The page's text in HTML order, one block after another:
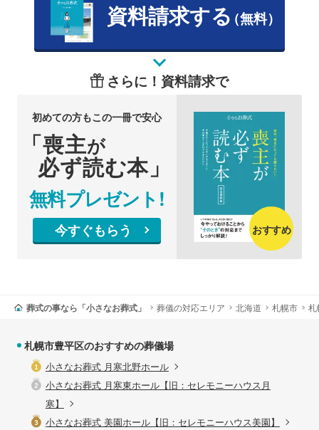
資料請求する（無料）
さらに！資料請求で
初めての方もこの一冊で安心
「喪主が
必ず読む本」
無料プレゼント!
今すぐもらう おすすめ
葬式の事なら「小さなお葬式」 葬儀の対応エリア 北海道 札幌市 札
札幌市豊平区のおすすめの葬儀場
小さなお葬式 月寒北野ホール
小さなお葬式 月寒東ホール【旧：セレモニーハウス月
寒】
小さなお葬式 美園ホール【旧：セレモニーハウス美園】